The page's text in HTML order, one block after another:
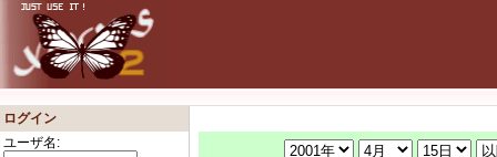
ログイン
ユーザ名: